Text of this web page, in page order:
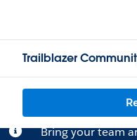
Trailblazer
Bring your team